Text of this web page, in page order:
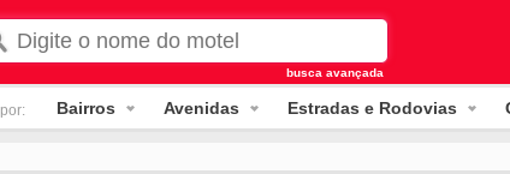
busca avançada
Bairros Avenidas Estradas e Rodovias